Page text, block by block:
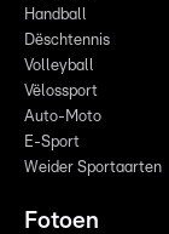
Handball
Dëschtennis
Volleyball
Vëlossport
Auto-Moto
E-Sport
Weider Sportaarten
Fotoen